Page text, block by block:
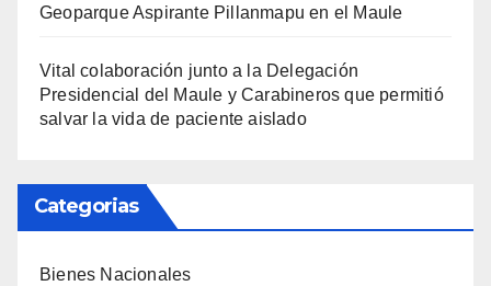
Geoparque Aspirante Pillanmapu en el Maule
Vital colaboración junto a la Delegación
Presidencial del Maule y Carabineros que permitió
salvar la vida de paciente aislado
Categorias
Bienes Nacionales